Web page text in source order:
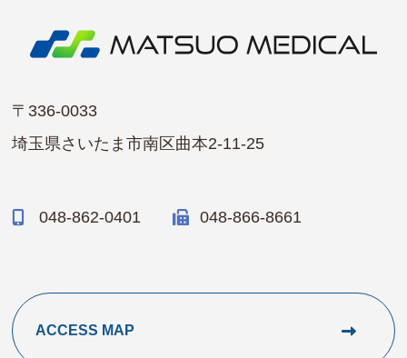
〒336-0033
埼玉県さいたま市南区曲本2-11-25
048-862-0401 048-866-8661
ACCESS MAP